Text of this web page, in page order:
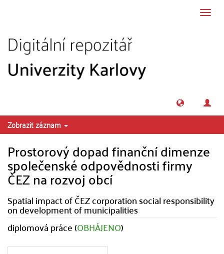
Zobrazit záznam
Prostorový dopad finanční dimenze
společenské odpovědnosti firmy
ČEZ na rozvoj obcí
Spatial impact of ČEZ corporation social responsibility
on development of municipalities
diplomová práce (OBHÁJENO)